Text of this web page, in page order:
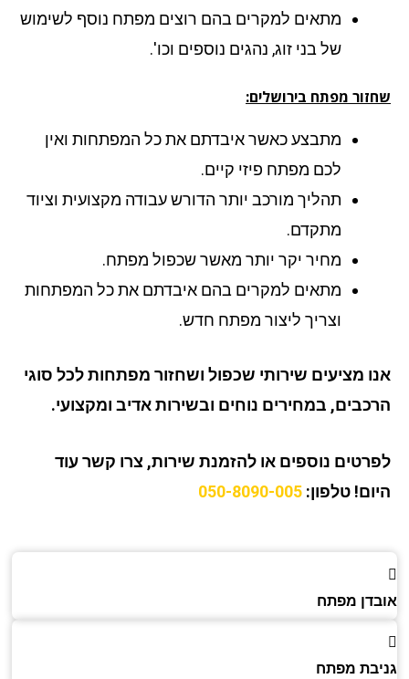
מתאים למקרים בהם רוצים מפתח נוסף לשימוש
של בני זוג, נהגים נוספים וכו'.
מפתח בירושלים:
מתבצע כאשר איבדתם את כל המפתחות ואין
לכם מפתח פיזי קיים.
תהליך מורכב יותר הדורש עבודה מקצועית וציוד
מתקדם.
מחיר יקר יותר מאשר שכפול מפתח.
מתאים למקרים בהם איבדתם את כל המפתחות
וצריך ליצור מפתח חדש.
מציעים שירותי שכפול ושחזור מפתחות לכל סוגי
במחירים נוחים ובשירות אדיב ומקצועי.
נוספים או להזמנת שירות, צרו קשר עוד
טלפון:050-8090-005
מפתח
מפתח